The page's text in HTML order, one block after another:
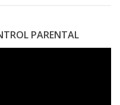
PARENTAL